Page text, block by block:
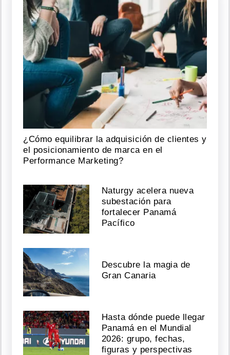
¿Cómo equilibrar la adquisición de clientes y
el posicionamiento de marca en el
Performance Marketing?
Naturgy acelera nueva
subestación para
fortalecer Panamá
Pacífico
Descubre la magia de
Gran Canaria
Hasta dónde puede llegar
Panamá en el Mundial
2026: grupo, fechas,
figuras y perspectivas